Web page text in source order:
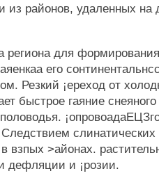
из районов, удаленных на
региона для
его
Резкий ¡ереход от
быстрое гаяние
слинатических
взпых >айонах.
дефляции и ¡розии.